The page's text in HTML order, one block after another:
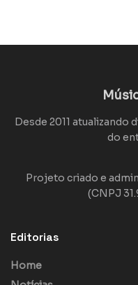
Desde 2011 atualizando
do
Projeto criado e
(CNPJ
Editorias
Home